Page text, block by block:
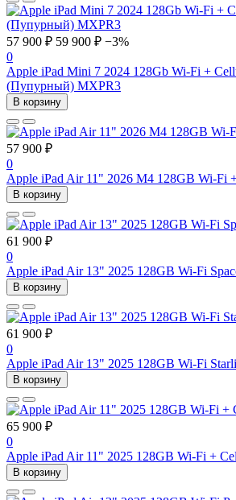
57 900 ₽ 59 900 ₽ −3%
0
Apple iPad Mini 7 2024 128Gb Wi-Fi +
(Пупурный) MXPR3
В корзину
57 900 ₽
0
Apple iPad Air 11" 2026 M4 128GB Wi-Fi
В корзину
61 900 ₽
0
Apple iPad Air 13" 2025 128GB Wi-Fi
В корзину
61 900 ₽
0
Apple iPad Air 13" 2025 128GB Wi-Fi
В корзину
65 900 ₽
0
Apple iPad Air 11" 2025 128GB Wi-Fi +
В корзину